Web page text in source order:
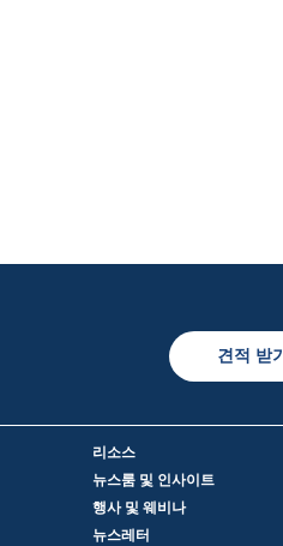
견적 받기
리소스
뉴스룸 및 인사이트
행사 및 웨비나
뉴스레터